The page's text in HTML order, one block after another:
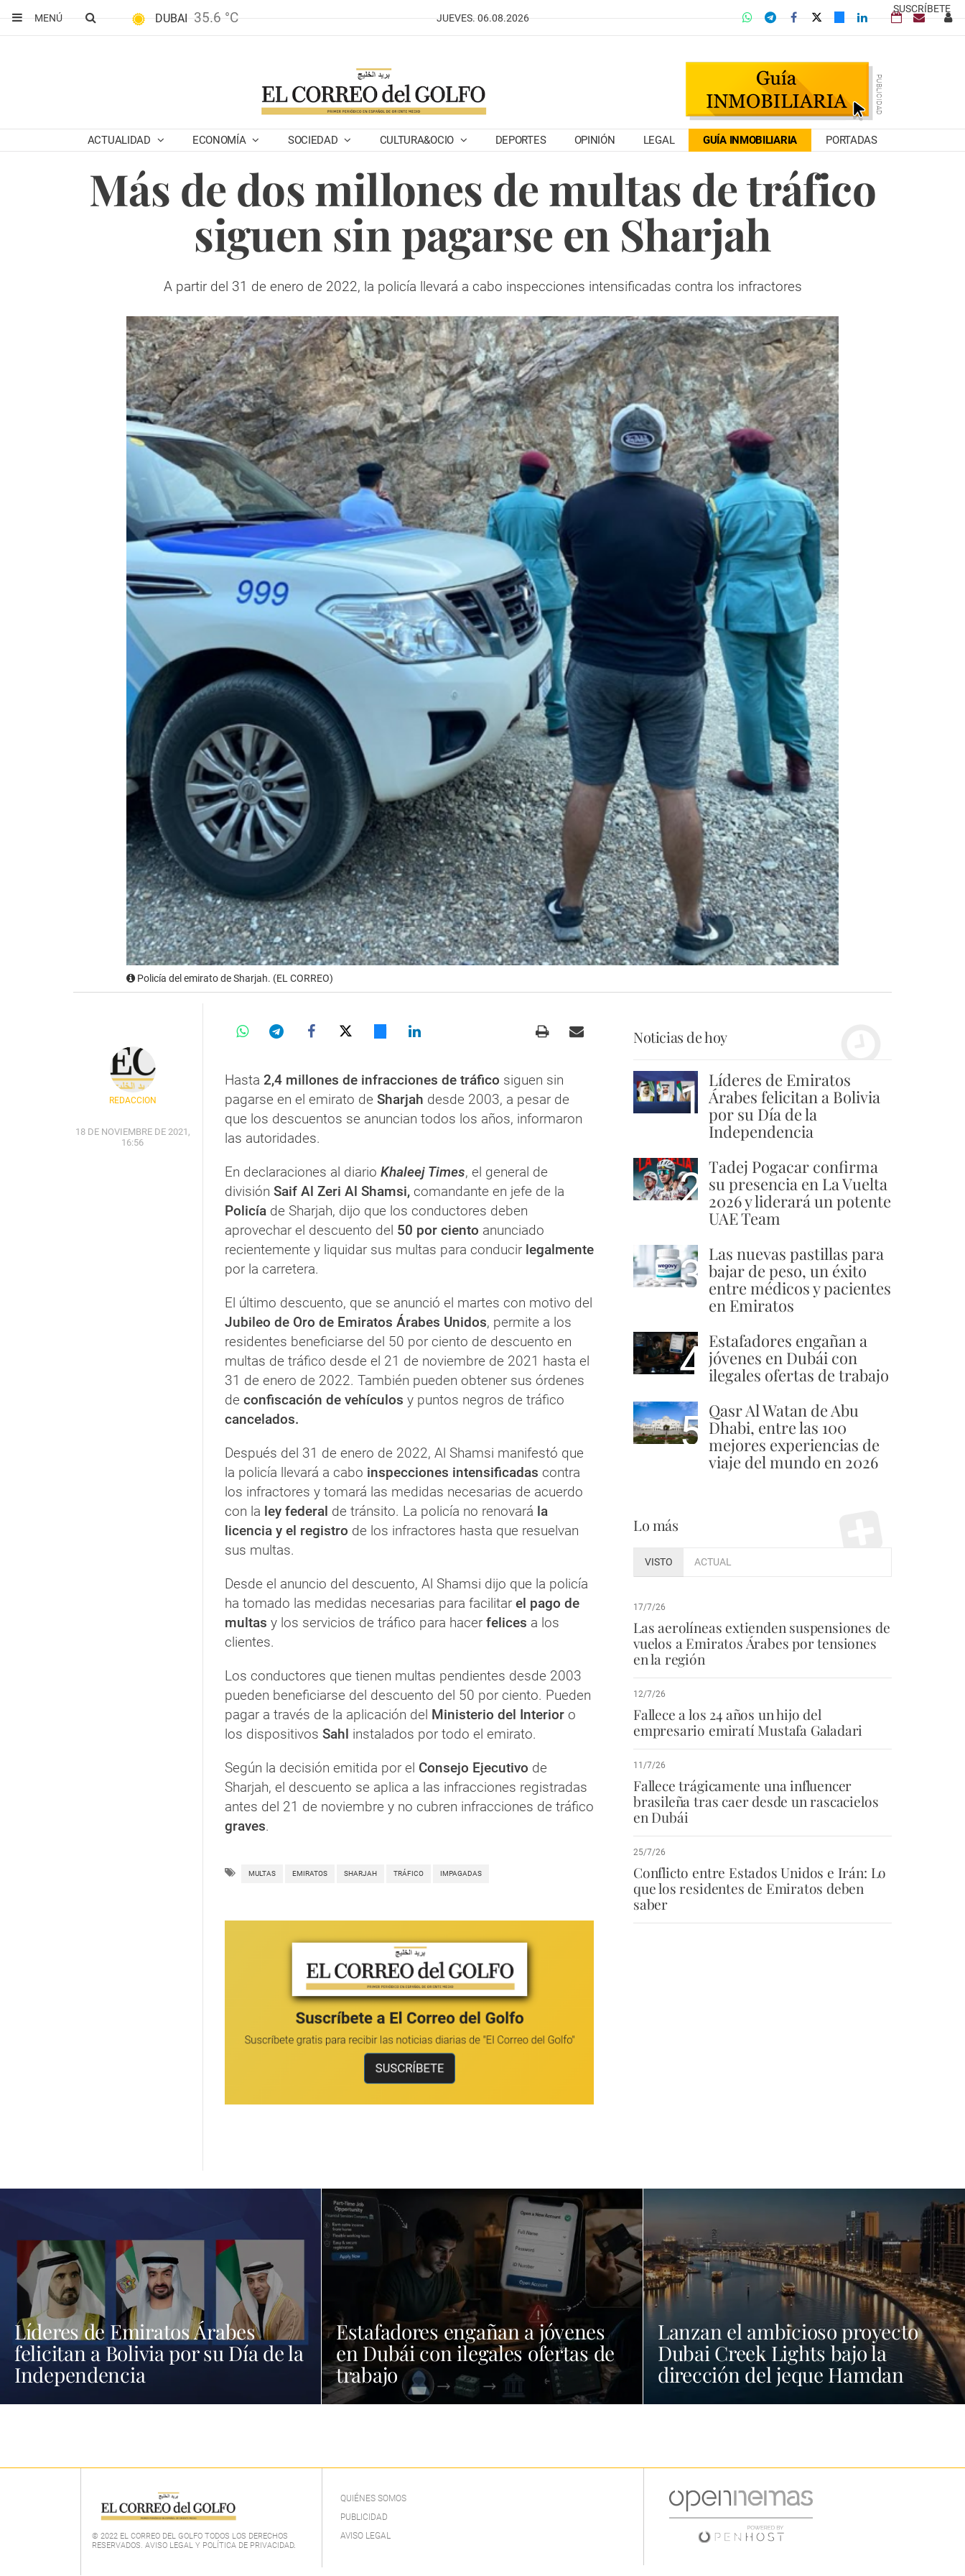
SUSCRÍBETE
MENÚ
DUBAI 35.6 °C JUEVES. 06.08.2026
ACTUALIDAD ECONOMÍA SOCIEDAD CULTURA&OCIO DEPORTES OPINIÓN LEGAL GUÍA INMOBILIARIA PORTADAS
Más de dos millones de multas de tráfico
siguen sin pagarse en Sharjah
A partir del 31 de enero de 2022, la policía llevará a cabo inspecciones intensificadas contra los infractores
Policía del emirato de Sharjah. (EL CORREO)
REDACCIÓN
18 DE NOVIEMBRE DE 2021,
16:56
Hasta 2,4 millones de infracciones de tráfico siguen sin
pagarse en el emirato de Sharjah desde 2003, a pesar de
que los descuentos se anuncian todos los años, informaron
las autoridades.
En declaraciones al diario Khaleej Times, el general de
división Saif Al Zeri Al Shamsi, comandante en jefe de la
Policía de Sharjah, dijo que los conductores deben
aprovechar el descuento del 50 por ciento anunciado
recientemente y liquidar sus multas para conducir legalmente
por la carretera.
El último descuento, que se anunció el martes con motivo del
Jubileo de Oro de Emiratos Árabes Unidos, permite a los
residentes beneficiarse del 50 por ciento de descuento en
multas de tráfico desde el 21 de noviembre de 2021 hasta el
31 de enero de 2022. También pueden obtener sus órdenes
de confiscación de vehículos y puntos negros de tráfico
cancelados.
Después del 31 de enero de 2022, Al Shamsi manifestó que
la policía llevará a cabo inspecciones intensificadas contra
los infractores y tomará las medidas necesarias de acuerdo
con la ley federal de tránsito. La policía no renovará la
licencia y el registro de los infractores hasta que resuelvan
sus multas.
Desde el anuncio del descuento, Al Shamsi dijo que la policía
ha tomado las medidas necesarias para facilitar el pago de
multas y los servicios de tráfico para hacer felices a los
clientes.
Los conductores que tienen multas pendientes desde 2003
pueden beneficiarse del descuento del 50 por ciento. Pueden
pagar a través de la aplicación del Ministerio del Interior o
los dispositivos Sahl instalados por todo el emirato.
Según la decisión emitida por el Consejo Ejecutivo de
Sharjah, el descuento se aplica a las infracciones registradas
antes del 21 de noviembre y no cubren infracciones de tráfico
graves.
MULTAS EMIRATOS SHARJAH TRÁFICO IMPAGADAS
Noticias de hoy
1 Líderes de Emiratos
Árabes felicitan a Bolivia
por su Día de la
Independencia
2 Tadej Pogacar confirma
su presencia en La Vuelta
2026 y liderará un potente
UAE Team
3 Las nuevas pastillas para
bajar de peso, un éxito
entre médicos y pacientes
en Emiratos
4 Estafadores engañan a
jóvenes en Dubái con
ilegales ofertas de trabajo
5 Qasr Al Watan de Abu
Dhabi, entre las 100
mejores experiencias de
viaje del mundo en 2026
Lo más
VISTO ACTUAL
17/7/26
Las aerolíneas extienden suspensiones de
vuelos a Emiratos Árabes por tensiones
en la región
12/7/26
Fallece a los 24 años un hijo del
empresario emiratí Mustafa Galadari
11/7/26
Fallece trágicamente una influencer
brasileña tras caer desde un rascacielos
en Dubái
25/7/26
Conflicto entre Estados Unidos e Irán: Lo
que los residentes de Emiratos deben
saber
Líderes de Emiratos Árabes
felicitan a Bolivia por su Día de la
Independencia
Estafadores engañan a jóvenes
en Dubái con ilegales ofertas de
trabajo
Lanzan el ambicioso proyecto
Dubai Creek Lights bajo la
dirección del jeque Hamdan
© 2022 EL CORREO DEL GOLFO TODOS LOS DERECHOS
RESERVADOS. AVISO LEGAL Y POLÍTICA DE PRIVACIDAD.
QUIÉNES SOMOS
PUBLICIDAD
AVISO LEGAL